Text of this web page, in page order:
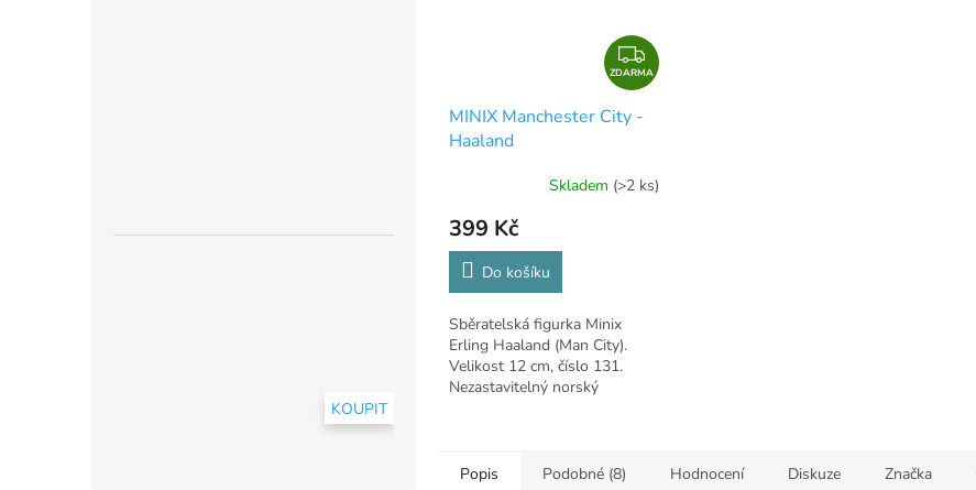
KOUPIT
Z
D
A
ZDARMA
MINIX Manchester City -
Haaland
Skladem (>2 ks)
399 Kč
Do košíku
Sběratelská figurka Minix
Erling Haaland (Man City).
Velikost 12 cm, číslo 131.
Nezastavitelný norský
Popis Podobné (8) Hodnocení Diskuze Značka